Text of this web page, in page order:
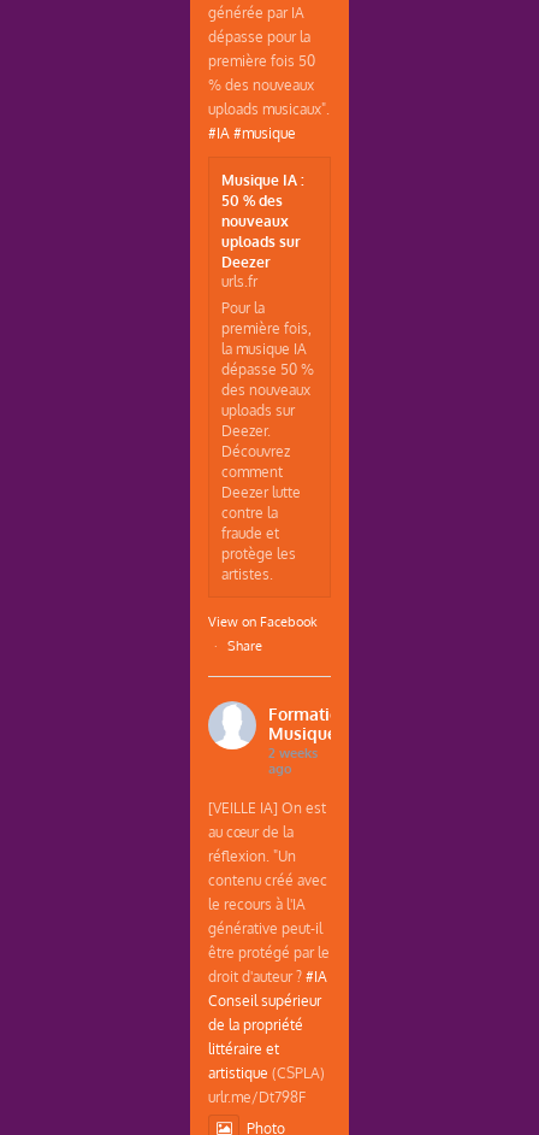
générée par IA
dépasse pour la
première fois 50
% des nouveaux
uploads musicaux".
#IA#musique
Musique IA :
50 % des
nouveaux
uploads sur
Deezer
urls.fr
Pour la
première fois,
la musique IA
dépasse 50 %
des nouveaux
uploads sur
Deezer.
Découvrez
comment
Deezer lutte
contre la
fraude et
protège les
artistes.
View on Facebook
·
Share
Formations
Musique
2 weeks
ago
[VEILLE IA] On est
au cœur de la
réflexion. "Un
contenu créé avec
le recours à l'IA
générative peut-il
être protégé par le
droit d'auteur ?#IA
Conseil supérieur
de la propriété
littéraire et
artistique (CSPLA)
urlr.me/Dt798F
Photo